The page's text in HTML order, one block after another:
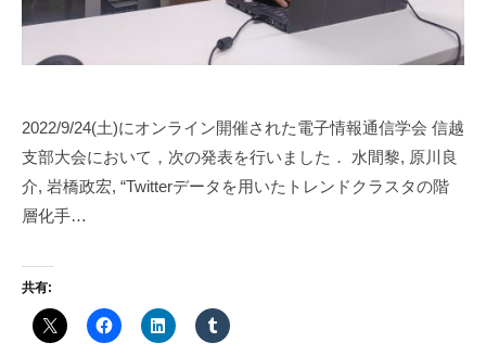
2022/9/24(土)にオンライン開催された電子情報通信学会 信越
支部大会において，次の発表を行いました． 水間黎, 原川良
介, 岩橋政宏, “Twitterデータを用いたトレンドクラスタの階
層化手…
共有: